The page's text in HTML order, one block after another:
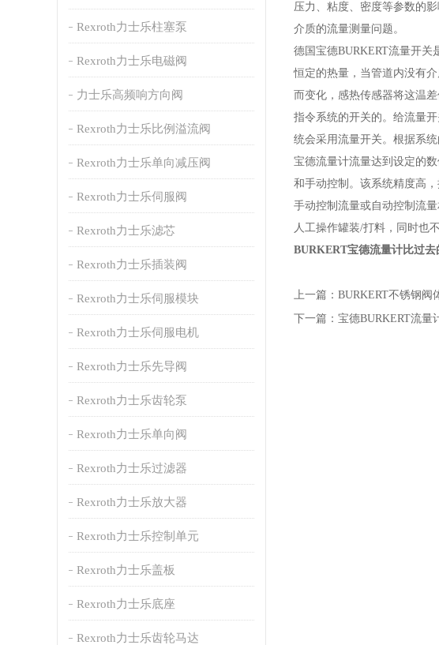
Rexroth力士乐柱塞泵
Rexroth力士乐电磁阀
力士乐高频响方向阀
Rexroth力士乐比例溢流阀
Rexroth力士乐单向减压阀
Rexroth力士乐伺服阀
Rexroth力士乐滤芯
Rexroth力士乐插装阀
Rexroth力士乐伺服模块
Rexroth力士乐伺服电机
Rexroth力士乐先导阀
Rexroth力士乐齿轮泵
Rexroth力士乐单向阀
Rexroth力士乐过滤器
Rexroth力士乐放大器
Rexroth力士乐控制单元
Rexroth力士乐盖板
Rexroth力士乐底座
Rexroth力士乐齿轮马达
压力、粘度、密度等参数的
介质的流量测量问题。
德国宝德BURKERT流量开
恒定的热量，当管道内没有
而变化，感热传感器将这温
指令系统的开关的。给流量
统会采用流量开关。根据系
宝德流量计流量达到设定的
和手动控制。该系统精度高
手动控制流量或自动控制流
人工操作罐装/打料，同时也
BURKERT宝德流量计比过
上一篇： BURKERT不锈钢阀
下一篇： 宝德BURKERT流量